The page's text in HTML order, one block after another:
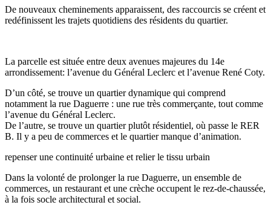
De nouveaux cheminements apparaissent, des raccourcis se créent et
redéfinissent les trajets quotidiens des résidents du quartier.
La parcelle est située entre deux avenues majeures du 14e
arrondissement: l’avenue du Général Leclerc et l’avenue René Coty.
D’un côté, se trouve un quartier dynamique qui comprend
notamment la rue Daguerre : une rue très commerçante, tout comme
l’avenue du Général Leclerc.
De l’autre, se trouve un quartier plutôt résidentiel, où passe le RER
B. Il y a peu de commerces et le quartier manque d’animation.
repenser une continuité urbaine et relier le tissu urbain
Dans la volonté de prolonger la rue Daguerre, un ensemble de
commerces, un restaurant et une crèche occupent le rez-de-chaussée,
à la fois socle architectural et social.